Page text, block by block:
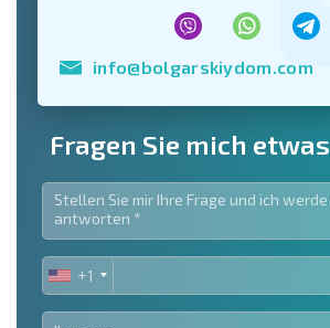
info@bolgarskiydom.com
Fragen Sie mich etwas
UNITED
STATES
+1
+1